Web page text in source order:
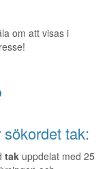
om att visas i
tak:
tak uppdelat med 25